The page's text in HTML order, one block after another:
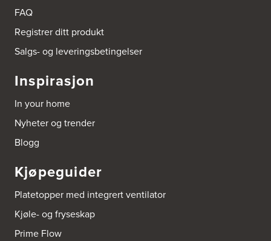
Boligleverandøren Karmøy AS
Postboks 213
4296 Åkrehamn
http://www.interiormesteren.no
Bonaparte Interiør AS
Borgenveien 66
Tel.:
Borge butikk AS
Sundemoen Næringspark
Power Hokksund
3300 Hokksund
Tel.: 32-700000
http://www.expert.no
FAQ
Registrer ditt produkt
Salgs- og leveringsbetingelser
Inspirasjon
In your home
Nyheter og trender
Blogg
Kjøpeguider
Platetopper med integrert ventilator
Kjøle- og fryseskap
Prime Flow